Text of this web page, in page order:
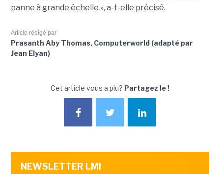
panne à grande échelle », a-t-elle précisé.
Article rédigé par
Prasanth Aby Thomas, Computerworld (adapté par
Jean Elyan)
Cet article vous a plu? Partagez le !
NEWSLETTER LMI